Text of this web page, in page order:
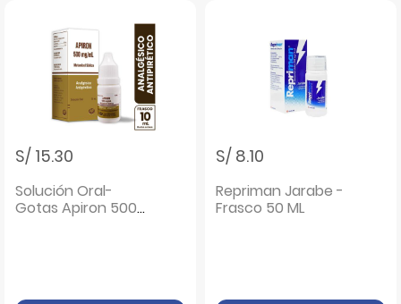
S/ 15.30
Solución Oral-
Gotas Apiron 500
S/ 8.10
Repriman Jarabe -
Frasco 50 ML